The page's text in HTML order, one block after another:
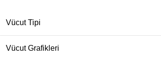
Vücut Tipi
Vücut Grafikleri